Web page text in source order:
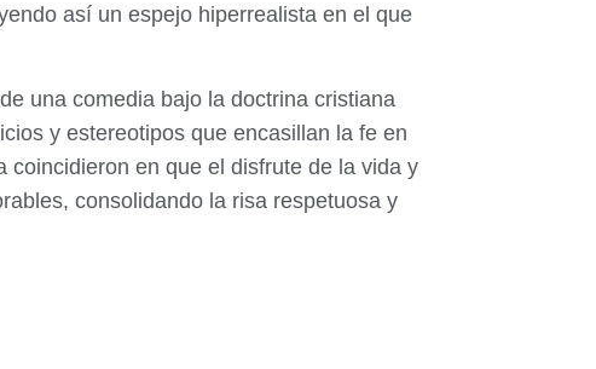
así un espejo hiperrealista en el que
una comedia bajo la doctrina cristiana
y estereotipos que encasillan la fe en
en que el disfrute de la vida y
consolidando la risa respetuosa y